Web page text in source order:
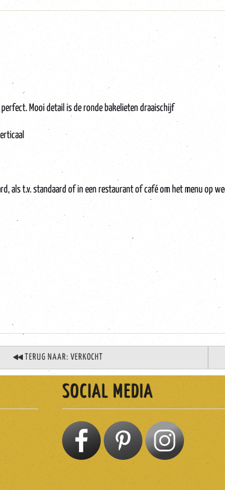
Mooi detail is de ronde bakelieten draaischijf
als t.v. standaard of in een restaurant of café om het menu op
TERUG NAAR: VERKOCHT
SOCIAL MEDIA